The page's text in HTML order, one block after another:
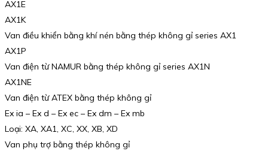
AX1E
AX1K
Van điều khiển bằng khí nén bằng thép không gỉ series AX1
AX1P
Van điện từ NAMUR bằng thép không gỉ series AX1N
AX1NE
Van điện từ ATEX bằng thép không gỉ
Ex ia – Ex d – Ex ec – Ex dm – Ex mb
Loại: XA, XA1, XC, XX, XB, XD
Van phụ trợ bằng thép không gỉ